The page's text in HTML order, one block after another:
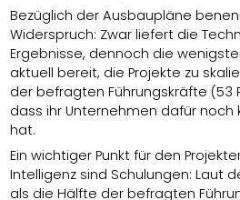
Bezüglich der Ausbaupläne
Widerspruch: Zwar liefert die
Ergebnisse, dennoch die
aktuell bereit, die Projekte zu
der befragten Führungskräfte (53
dass ihr Unternehmen dafür noch
hat.
Ein wichtiger Punkt für den
Intelligenz sind Schulungen: Laut
als die Hälfte der befragten